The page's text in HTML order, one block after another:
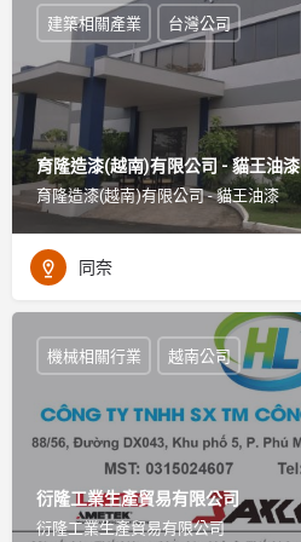
育隆造漆(越南)有限公司 - 貓王油漆
育隆造漆(越南)有限公司 - 貓王油漆
建築相關產業 台灣公司
同奈
衍隆工業生產貿易有限公司
衍隆工業生產貿易有限公司
機械相關行業 越南公司